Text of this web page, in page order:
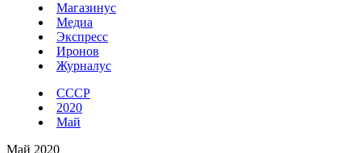
Магазинус
Медиа
Экспресс
Иронов
Журналус
СССР
2020
Май
Май 2020